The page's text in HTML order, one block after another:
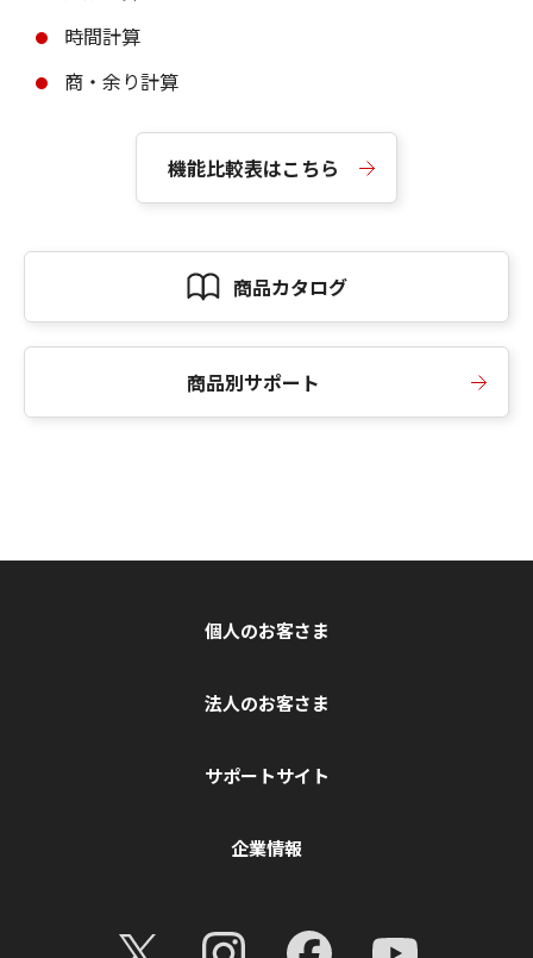
時間計算
商・余り計算
機能比較表はこちら
商品カタログ
商品別サポート
個人のお客さま
法人のお客さま
サポートサイト
企業情報